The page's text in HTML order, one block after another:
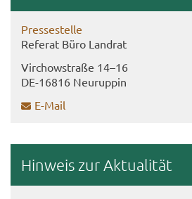
Pres­se­stel­le
Re­fe­rat Büro Land­rat
Virch­ow­stra­ße 14–16
DE-​16816 Neu­rup­pin
E-​Mail
Hin­weis zur Ak­tua­li­tät